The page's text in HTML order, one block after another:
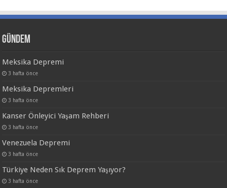
Gündem
Meksika Depremi
3 hafta önce
Meksika Depremleri
3 hafta önce
Kanser Önleyici Yaşam Rehberi
3 hafta önce
Venezuela Depremi
3 hafta önce
Türkiye Neden Sık Deprem Yaşıyor?
3 hafta önce